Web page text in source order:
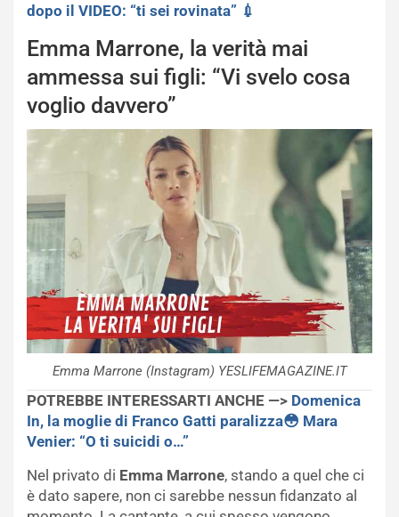
dopo il VIDEO: “ti sei rovinata” 💉
Emma Marrone, la verità mai
ammessa sui figli: “Vi svelo cosa
voglio davvero”
Emma Marrone (Instagram) YESLIFEMAGAZINE.IT
POTREBBE INTERESSARTI ANCHE —> Domenica
In, la moglie di Franco Gatti paralizza😳 Mara
Venier: “O ti suicidi o…”
Nel privato di Emma Marrone, stando a quel che ci
è dato sapere, non ci sarebbe nessun fidanzato al